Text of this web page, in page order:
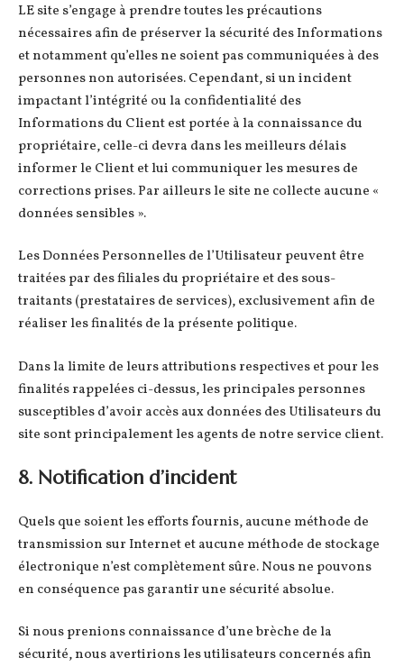
LE site s’engage à prendre toutes les précautions
nécessaires afin de préserver la sécurité des Informations
et notamment qu’elles ne soient pas communiquées à des
personnes non autorisées. Cependant, si un incident
impactant l’intégrité ou la confidentialité des
Informations du Client est portée à la connaissance du
propriétaire, celle-ci devra dans les meilleurs délais
informer le Client et lui communiquer les mesures de
corrections prises. Par ailleurs le site ne collecte aucune «
données sensibles ».
Les Données Personnelles de l’Utilisateur peuvent être
traitées par des filiales du propriétaire et des sous-
traitants (prestataires de services), exclusivement afin de
réaliser les finalités de la présente politique.
Dans la limite de leurs attributions respectives et pour les
finalités rappelées ci-dessus, les principales personnes
susceptibles d’avoir accès aux données des Utilisateurs du
site sont principalement les agents de notre service client.
8. Notification d’incident
Quels que soient les efforts fournis, aucune méthode de
transmission sur Internet et aucune méthode de stockage
électronique n’est complètement sûre. Nous ne pouvons
en conséquence pas garantir une sécurité absolue.
Si nous prenions connaissance d’une brèche de la
sécurité, nous avertirions les utilisateurs concernés afin